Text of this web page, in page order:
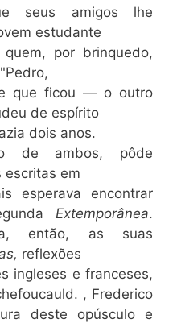
seus amigos lhe
estudante
por brinquedo,
"Pedro,
que ficou — o outro
de espírito
dois anos.
de ambos, pôde
escritas em
esperava encontrar
Extemporânea.
então, as suas
reflexões
ingleses e franceses,
, Frederico
deste opúsculo e